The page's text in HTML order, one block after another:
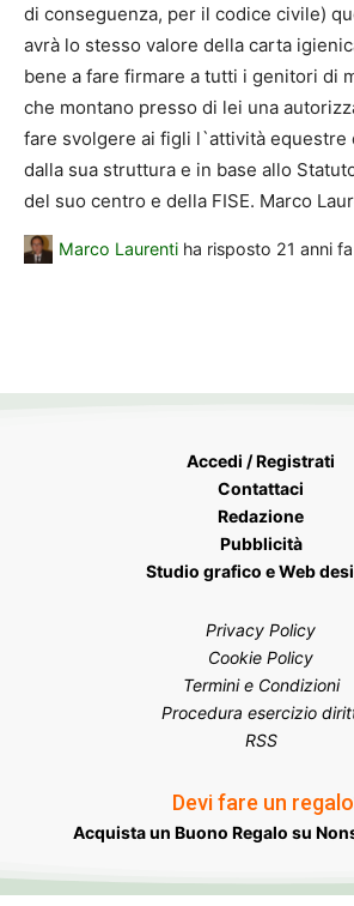
di conseguenza, per il codice civile)
avrà lo stesso valore della carta
bene a fare firmare a tutti i genitori di
che montano presso di lei una
fare svolgere ai figli l`attività equestre
dalla sua struttura e in base allo
del suo centro e della FISE. Marco
Marco Laurenti ha risposto 21 anni fa
Accedi / Registrati
Contattaci
Redazione
Pubblicità
Studio grafico e Web
Privacy Policy
Cookie Policy
Termini e Condizioni
Procedura esercizio
RSS
Devi fare un
Acquista un Buono Regalo su